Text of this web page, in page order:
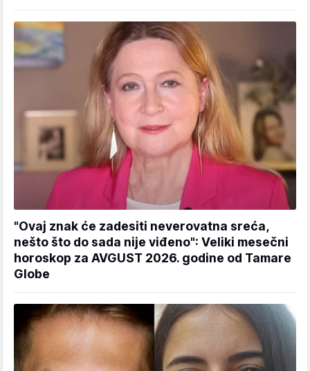
"Ovaj znak će zadesiti neverovatna sreća,
nešto što do sada nije viđeno": Veliki mesečni
horoskop za AVGUST 2026. godine od Tamare
Globe